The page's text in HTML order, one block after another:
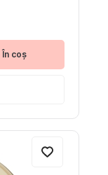
În coș